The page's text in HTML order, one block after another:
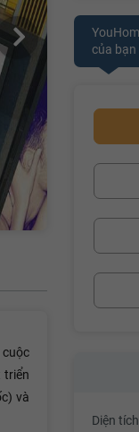
triển
và
của
Diện